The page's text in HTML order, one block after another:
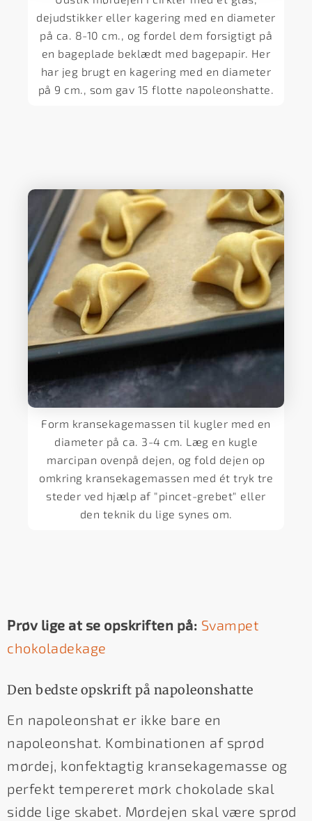
dejudstikker eller kagering med en diameter
på ca. 8-10 cm., og fordel dem forsigtigt på
en bageplade beklædt med bagepapir. Her
har jeg brugt en kagering med en diameter
på 9 cm., som gav 15 flotte napoleonshatte.
Form kransekagemassen til kugler med en
diameter på ca. 3-4 cm. Læg en kugle
marcipan ovenpå dejen, og fold dejen op
omkring kransekagemassen med ét tryk tre
steder ved hjælp af "pincet-grebet" eller
den teknik du lige synes om.
Prøv lige at se opskriften på: Svampet
chokoladekage
Den bedste opskrift på napoleonshatte
En napoleonshat er ikke bare en
napoleonshat. Kombinationen af sprød
mørdej, konfektagtig kransekagemasse og
perfekt tempereret mørk chokolade skal
sidde lige skabet. Mørdejen skal være sprød